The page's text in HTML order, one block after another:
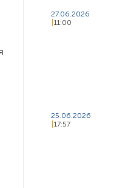
27.06.2026
11:00
25.06.2026
17:57